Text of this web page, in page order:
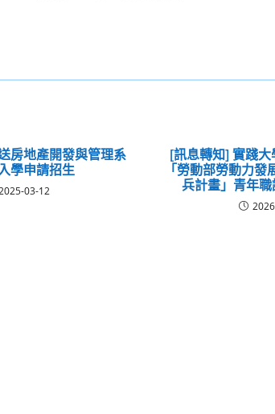
房地產開發與管理系
學申請招生
03-12
[訊息轉知] 實踐
「勞動部勞動力
兵計畫」青年